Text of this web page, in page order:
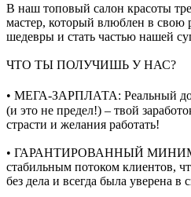
В наш топовый салон красоты
мастер, который влюблен в свою
шедевры и стать частью нашей
ЧТО ТЫ ПОЛУЧИШЬ У НАС?
• МЕГА-ЗАРПЛАТА: Реальный
(и это не предел!) – твой
страсти и желания работать!
• ГАРАНТИРОВАННЫЙ
стабильным потоком клиентов,
без дела и всегда была уверена в